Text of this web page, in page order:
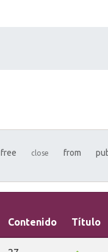
free close from
Contenido Título